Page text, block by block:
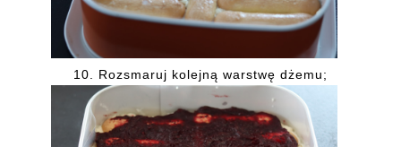
10. Rozsmaruj kolejną warstwę dżemu;